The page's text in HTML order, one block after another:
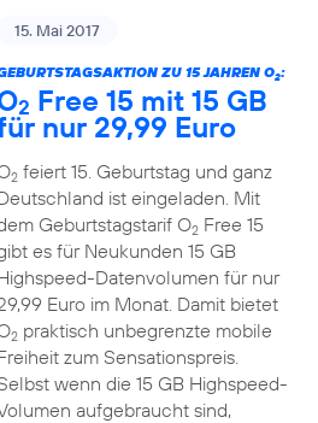
15. Mai 2017
ZU 15 JAHREN O2:
2 Free 15 mit 15 GB
nur 29,99 Euro
2feiert 15. Geburtstag und ganz
ist eingeladen. Mit
Geburtstagstarif O2Free 15
es für Neukunden 15 GB
Datenvolumen für nur
Euro im Monat. Damit bietet
2praktisch unbegrenzte mobile
zum Sensationspreis.
wenn die 15 GB Highspeed-
aufgebraucht sind,